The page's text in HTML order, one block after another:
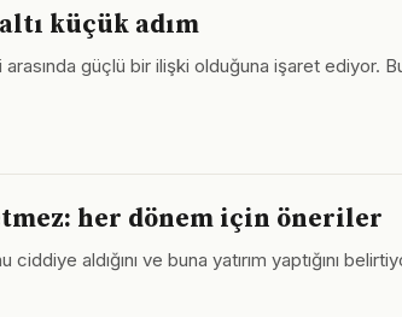
küçük adım
güçlü bir ilişki olduğuna işaret ediyor.
her dönem için öneriler
aldığını ve buna yatırım yaptığını